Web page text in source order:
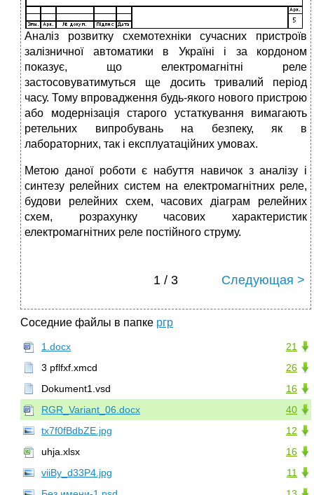
Аналіз розвитку схемотехніки сучасних пристроїв
залізничної автоматики в Україні і за кордоном
показує, що електромагнітні реле
застосовуватимуться ще досить тривалий період
часу. Тому впровадження будь-якого нового пристрою
або модернізація старого устаткування вимагають
ретельних випробувань на безпеку, як в
лабораторних, так і експлуатаційних умовах.
Метою даної роботи є набуття навичок з аналізу і
синтезу релейних систем на електромагнітних реле,
будови релейних схем, часових діаграм релейних
схем, розрахунку часових характеристик
електромагнітних реле постійного струму.
1 / 3 Следующая >
Соседние файлы в папке ргр
21
1.docx
26
3 pflfxf.xmcd
16
Dokument1.vsd
40
RGR_Variant_06.docx
12
tx7f0fBdbZE.jpg
16
uhja.xlsx
11
viiBy_d33P4.jpg